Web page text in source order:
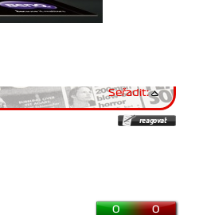
Seřadit:
0 0